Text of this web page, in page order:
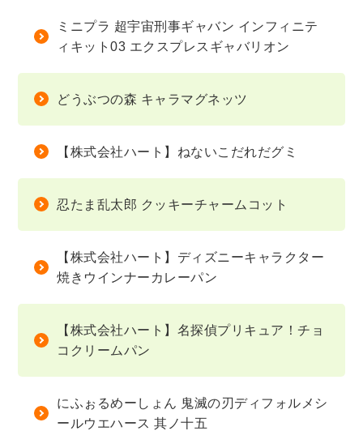
ミニプラ 超宇宙刑事ギャバン インフィニテ
ィキット03 エクスプレスギャバリオン
どうぶつの森 キャラマグネッツ
【株式会社ハート】ねないこだれだグミ
忍たま乱太郎 クッキーチャームコット
【株式会社ハート】ディズニーキャラクター
焼きウインナーカレーパン
【株式会社ハート】名探偵プリキュア！チョ
コクリームパン
にふぉるめーしょん 鬼滅の刃ディフォルメシ
ールウエハース 其ノ十五